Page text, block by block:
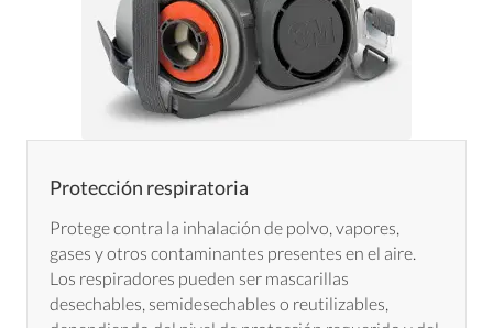
Protección respiratoria
Protege contra la inhalación de polvo, vapores,
gases y otros contaminantes presentes en el aire.
Los respiradores pueden ser mascarillas
desechables, semidesechables o reutilizables,